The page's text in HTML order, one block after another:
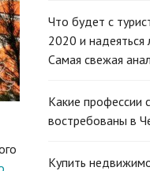
Что будет с
2020 и надеяться
Самая свежая
Какие профессии
востребованы в
Купить